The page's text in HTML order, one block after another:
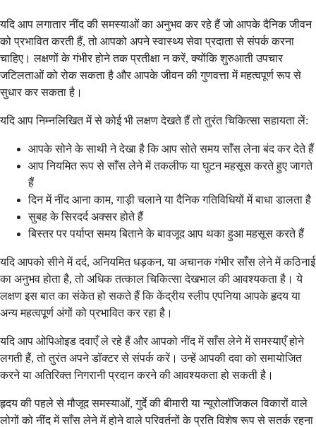
यदि आप लगातार नींद की समस्याओं का अनुभव कर रहे हैं जो आपके दैनिक जीवन
को प्रभावित करती हैं, तो आपको अपने स्वास्थ्य सेवा प्रदाता से संपर्क करना
चाहिए। लक्षणों के गंभीर होने तक प्रतीक्षा न करें, क्योंकि शुरुआती उपचार
जटिलताओं को रोक सकता है और आपके जीवन की गुणवत्ता में महत्वपूर्ण रूप से
सुधार कर सकता है।
यदि आप निम्नलिखित में से कोई भी लक्षण देखते हैं तो तुरंत चिकित्सा सहायता लें:
आपके सोने के साथी ने देखा है कि आप सोते समय साँस लेना बंद कर देते हैं
आप नियमित रूप से साँस लेने में तकलीफ या घुटन महसूस करते हुए जागते
हैं
दिन में नींद आना काम, गाड़ी चलाने या दैनिक गतिविधियों में बाधा डालता है
सुबह के सिरदर्द अक्सर होते हैं
बिस्तर पर पर्याप्त समय बिताने के बावजूद आप थका हुआ महसूस करते हैं
यदि आपको सीने में दर्द, अनियमित धड़कन, या अचानक गंभीर साँस लेने में कठिनाई
का अनुभव होता है, तो अधिक तत्काल चिकित्सा देखभाल की आवश्यकता है। ये
लक्षण इस बात का संकेत हो सकते हैं कि केंद्रीय स्लीप एपनिया आपके हृदय या
अन्य महत्वपूर्ण अंगों को प्रभावित कर रहा है।
यदि आप ओपिओइड दवाएँ ले रहे हैं और आपको नींद में साँस लेने में समस्याएँ होने
लगती हैं, तो तुरंत अपने डॉक्टर से संपर्क करें। उन्हें आपकी दवा को समायोजित
करने या अतिरिक्त निगरानी प्रदान करने की आवश्यकता हो सकती है।
हृदय की पहले से मौजूद समस्याओं, गुर्दे की बीमारी या न्यूरोलॉजिकल विकारों वाले
लोगों को नींद में साँस लेने में होने वाले परिवर्तनों के प्रति विशेष रूप से सतर्क रहना